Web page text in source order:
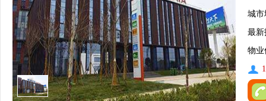
城
最新
物业